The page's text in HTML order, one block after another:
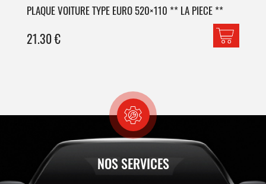
PLAQUE VOITURE TYPE EURO 520×110 ** LA PIECE **
21.30€
NOS SERVICES